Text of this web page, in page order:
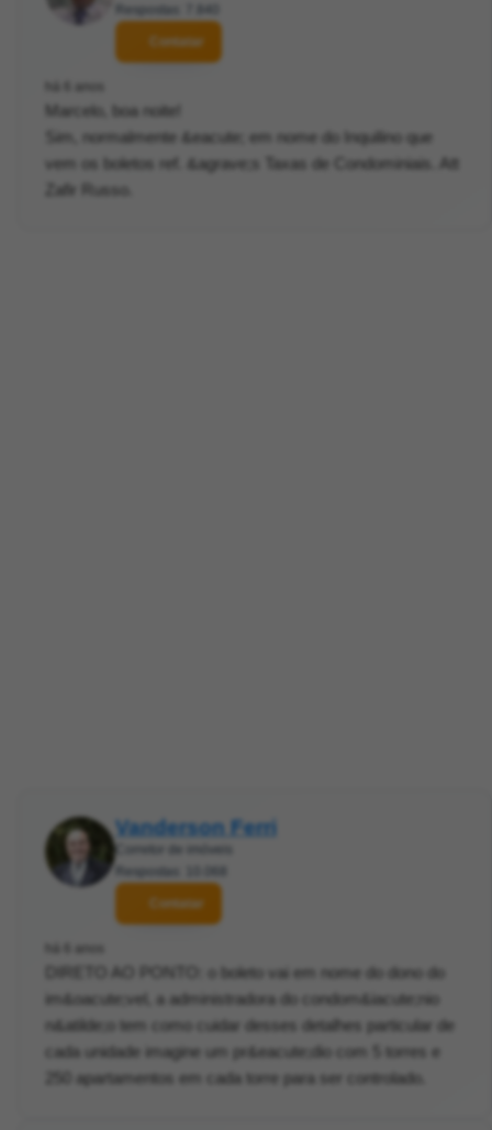
Respostas: 7.840
Contatar
há 6 anos
Marcelo, boa noite!
Sim, normalmente &eacute; em nome do Inquilino que
vem os boletos ref. &agrave;s Taxas de Condominiais. Att
Zafir Russo.
Vanderson Ferri
Corretor de imóveis
Respostas: 10.068
Contatar
há 6 anos
DIRETO AO PONTO: o boleto vai em nome do dono do
im&oacute;vel, a administradora do condom&iacute;nio
n&atilde;o tem como cuidar desses detalhes particular de
cada unidade imagine um pr&eacute;dio com 5 torres e
250 apartamentos em cada torre para ser controlado.